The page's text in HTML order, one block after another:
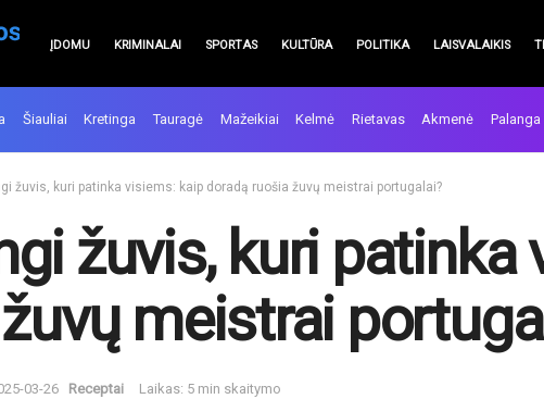
ĮDOMU KRIMINALAI SPORTAS KULTŪRA POLITIKA LAISVALAIKIS
Šiauliai Kretinga Tauragė Mažeikiai Kelmė Rietavas Akmenė Palanga
žuvis, kuri patinka visiems: kaip doradą ruošia žuvų meistrai portugalai?
žuvis, kuri
meistrai
03-26 Receptai Laikas: 5 min skaitymo